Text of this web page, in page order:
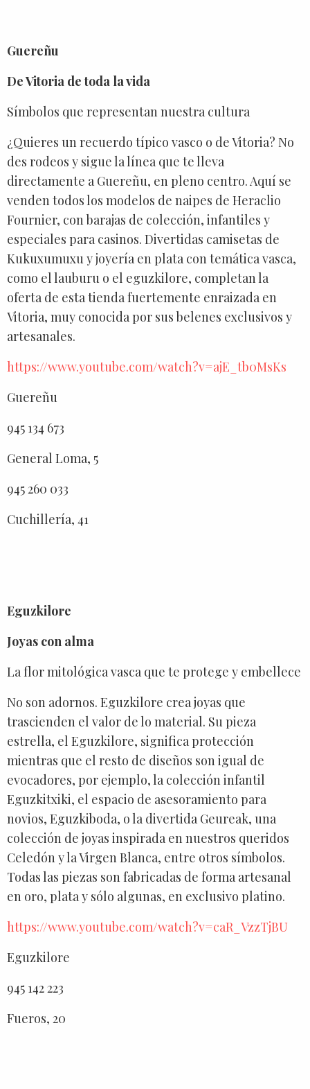
Guereñu
De Vitoria de toda la vida
Símbolos que representan nuestra cultura
¿Quieres un recuerdo típico vasco o de Vitoria? No
des rodeos y sigue la línea que te lleva
directamente a Guereñu, en pleno centro. Aquí se
venden todos los modelos de naipes de Heraclio
Fournier, con barajas de colección, infantiles y
especiales para casinos. Divertidas camisetas de
Kukuxumuxu y joyería en plata con temática vasca,
como el lauburu o el eguzkilore, completan la
oferta de esta tienda fuertemente enraizada en
Vitoria, muy conocida por sus belenes exclusivos y
artesanales.
https://www.youtube.com/watch?v=ajE_tb0MsKs
Guereñu
945 134 673
General Loma, 5
945 260 033
Cuchillería, 41
Eguzkilore
Joyas con alma
La flor mitológica vasca que te protege y embellece
No son adornos. Eguzkilore crea joyas que
trascienden el valor de lo material. Su pieza
estrella, el Eguzkilore, significa protección
mientras que el resto de diseños son igual de
evocadores, por ejemplo, la colección infantil
Eguzkitxiki, el espacio de asesoramiento para
novios, Eguzkiboda, o la divertida Geureak, una
colección de joyas inspirada en nuestros queridos
Celedón y la Virgen Blanca, entre otros símbolos.
Todas las piezas son fabricadas de forma artesanal
en oro, plata y sólo algunas, en exclusivo platino.
https://www.youtube.com/watch?v=caR_VzzTjBU
Eguzkilore
945 142 223
Fueros, 20